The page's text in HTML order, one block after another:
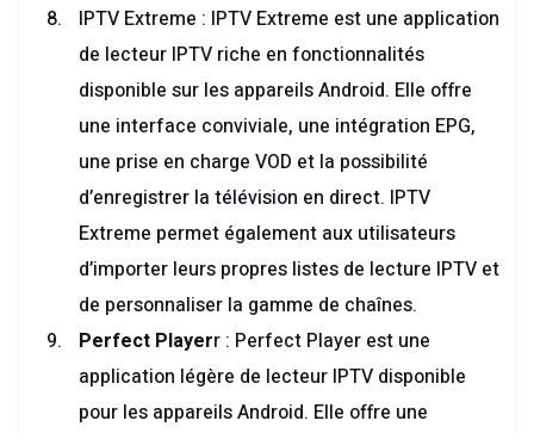
IPTV Extreme : IPTV Extreme est une application
de lecteur IPTV riche en fonctionnalités
disponible sur les appareils Android. Elle offre
une interface conviviale, une intégration EPG,
une prise en charge VOD et la possibilité
d’enregistrer la télévision en direct. IPTV
Extreme permet également aux utilisateurs
d’importer leurs propres listes de lecture IPTV et
de personnaliser la gamme de chaînes.
Perfect Playerr : Perfect Player est une
application légère de lecteur IPTV disponible
pour les appareils Android. Elle offre une